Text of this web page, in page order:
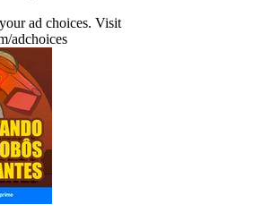
ad choices. Visit
adchoices